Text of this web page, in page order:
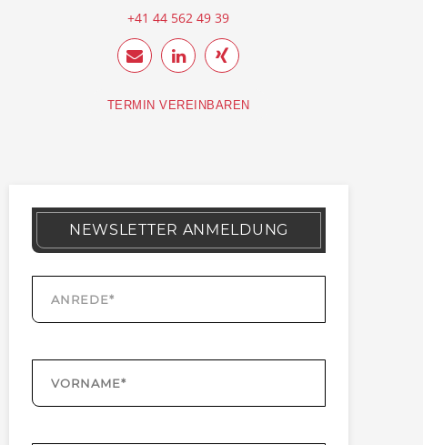
+41 44 562 49 39
TERMIN VEREINBAREN
NEWSLETTER ANMELDUNG